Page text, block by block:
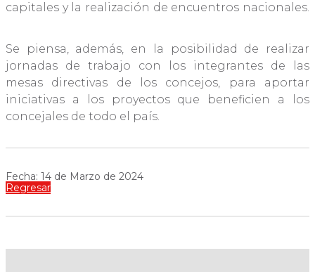
capitales y la realización de encuentros nacionales.
Se piensa, además, en la posibilidad de realizar
jornadas de trabajo con los integrantes de las
mesas directivas de los concejos, para aportar
iniciativas a los proyectos que beneficien a los
concejales de todo el país.
Fecha: 14 de Marzo de 2024
Regresar